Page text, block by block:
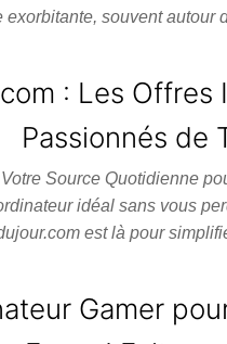
exorbitante, souvent
: Les
Passionnés de
Source Quotidienne
idéal sans vous
est là pour
Gamer